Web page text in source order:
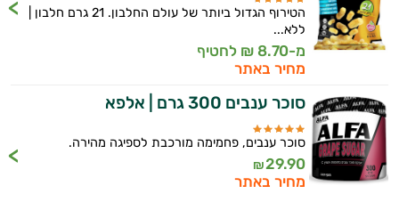
הטירוף הגדול ביותר של עולם החלבון. 21 גרם חלבון |
ללא...
מ-8.70 ₪ לחטיף
מחיר באתר
סוכר ענבים 300 גרם | אלפא
סוכר ענבים, פחמימה מורכבת לספיגה מהירה.
29.90
₪
מחיר באתר
היי,
אני יועץ הבריאות האישי AI של טבע בריא.
התשובות שלי מבוססות על מאגרי מידע קליניים
וספרות מקצועית בתחומי הרפואה הטבעית